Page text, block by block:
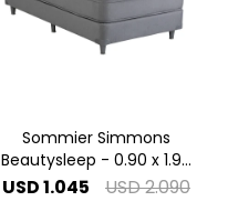
Sommier Simmons
Beautysleep - 0.90 x 1.90
1 Plaza
USD1.045 USD2.090